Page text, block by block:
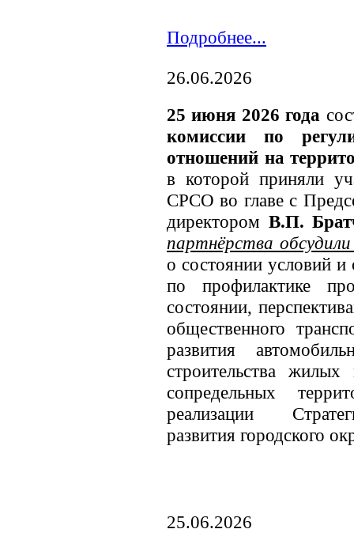
Подробнее...
26.06.2026
25 июня 2026 года
комиссии по
отношений на
в которой приняли
СРСО во главе с
директором В.П.
партнёрства
о состоянии условий
по профилактике
состоянии,
общественного
развития
строительства
сопредельных
реализации
развития городского
25.06.2026